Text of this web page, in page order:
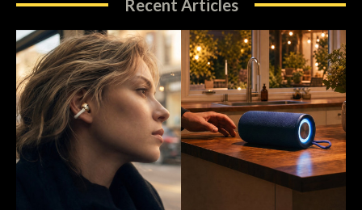
Recent Articles